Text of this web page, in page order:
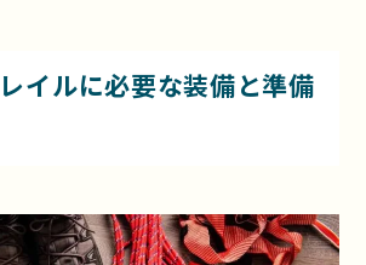
イルに必要な装備と準備